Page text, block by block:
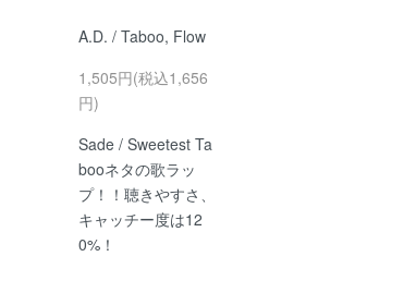
A.D. / Taboo, Flow
1,505円(税込1,656
円)
Sade / Sweetest Ta
booネタの歌ラッ
プ！！聴きやすさ、
キャッチー度は12
0%！